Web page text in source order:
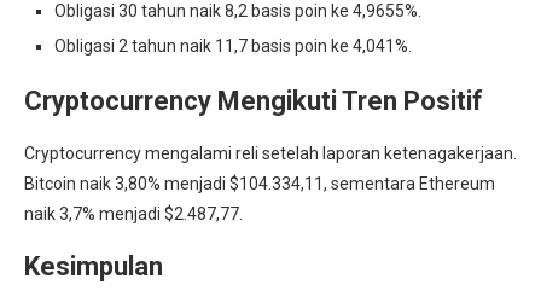
Obligasi 30 tahun naik 8,2 basis poin ke 4,9655%.
Obligasi 2 tahun naik 11,7 basis poin ke 4,041%.
Cryptocurrency Mengikuti Tren Positif
Cryptocurrency mengalami reli setelah laporan ketenagakerjaan.
Bitcoin naik 3,80% menjadi $104.334,11, sementara Ethereum
naik 3,7% menjadi $2.487,77.
Kesimpulan